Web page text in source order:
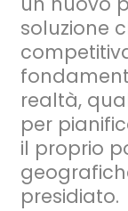
soluzione
realtà,
per
il proprio
presidiato.